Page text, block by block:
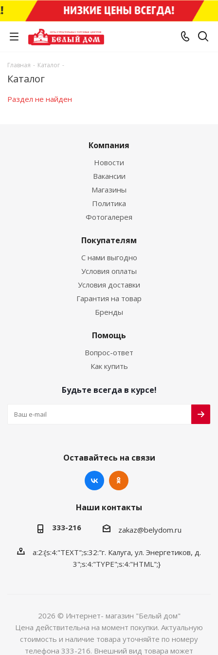
Главная - Каталог -
Каталог
Раздел не найден
Компания
Новости
Вакансии
Магазины
Политика
Фотогалерея
Покупателям
С нами выгодно
Условия оплаты
Условия доставки
Гарантия на товар
Бренды
Помощь
Вопрос-ответ
Как купить
Будьте всегда в курсе!
Оставайтесь на связи
Наши контакты
333-216 zakaz@belydom.ru
a:2:{s:4:"TEXT";s:32:"г. Калуга, ул. Энергетиков, д.
3";s:4:"TYPE";s:4:"HTML";}
2026 © Интернет- магазин "Белый дом"
Цена действительна на момент покупки. Актуальную
стоимость и наличие товара уточняйте по номеру
телефона 333-216. Внешний вид товара может